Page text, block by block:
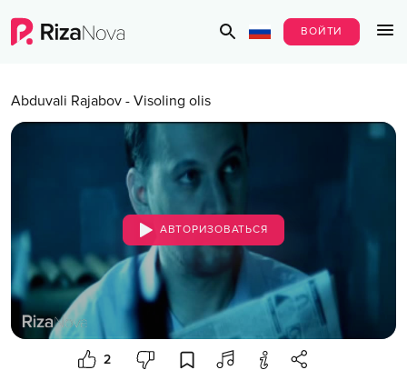
ВОЙТИ
Abduvali Rajabov - Visoling olis
АВТОРИЗОВАТЬСЯ
2